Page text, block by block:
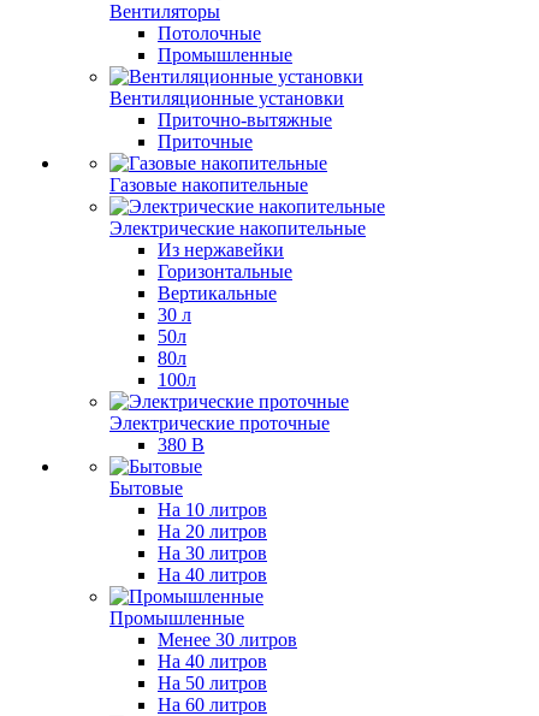
Вентиляторы
Потолочные
Промышленные
Вентиляционные установки
Приточно-вытяжные
Приточные
Газовые накопительные
Электрические накопительные
Из нержавейки
Горизонтальные
Вертикальные
30 л
50л
80л
100л
Электрические проточные
380 В
Бытовые
На 10 литров
На 20 литров
На 30 литров
На 40 литров
Промышленные
Менее 30 литров
На 40 литров
На 50 литров
На 60 литров